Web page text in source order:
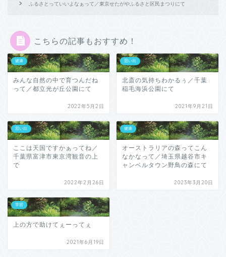
ふるさとっていいよなぁって／東京せたがやふるさと区民まつりにて
こちらの記事もおすすめ！
健康
みんな自然の中で育つんだね
って／都立光が丘公園にて
2022年5月2日
思い出
北斎の気持ちわかるぅ／千葉
稲毛海浜公園にて
2021年9月21日
思い出
ここは天国ですかぁってね／
千葉県富津市東京湾観音の上
で
2022年2月26日
健康
オーストラリアの森ってこん
なかなって／埼玉県越谷市キ
ャンベルタウン野鳥の森にて
2023年3月20日
学習
上の方で助けてぇーってぇ
2021年6月19日